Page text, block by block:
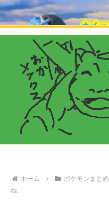
ホーム ポケモンまとめ
ね…